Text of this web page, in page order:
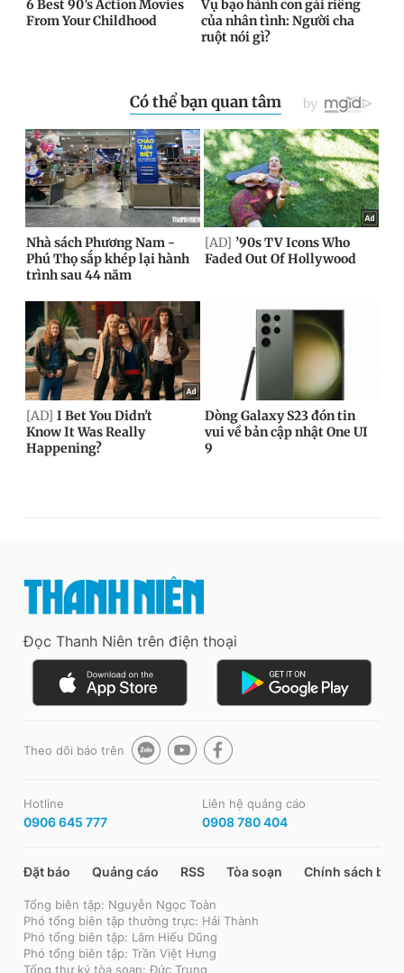
Đọc Thanh Niên trên điện thoại
Theo dõi báo trên
Hotline
0906 645 777
Liên hệ quảng cáo
0908 780 404
Đặt báo Quảng cáo RSS Tòa soạn Chính sách bảo
Tổng biên tập: Nguyễn Ngọc Toàn
Phó tổng biên tập thường trực: Hải Thành
Phó tổng biên tập: Lâm Hiếu Dũng
Phó tổng biên tập: Trần Việt Hưng
Tổng thư ký tòa soạn: Đức Trung